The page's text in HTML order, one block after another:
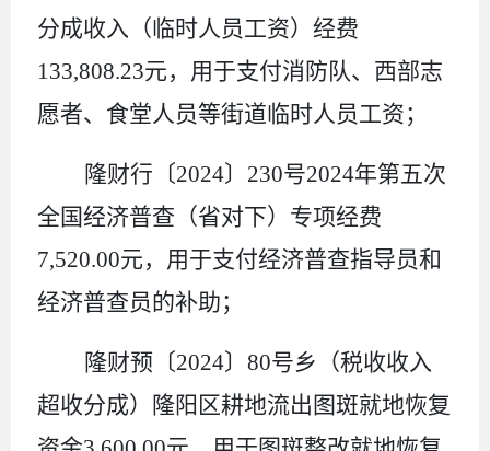
分成收入（临时人员工资）经费
133,808.23元，用于支付消防队、西部志
愿者、食堂人员等街道临时人员工资；
隆财行〔2024〕 230号2024年第五次
全国经济普查（省对下）专项经费
7,520.00元，用于支付经济普查指导员和
经济普查员的补助；
隆财预〔2024〕 80号乡（税收收入
超收分成）隆阳区耕地流出图斑就地恢复